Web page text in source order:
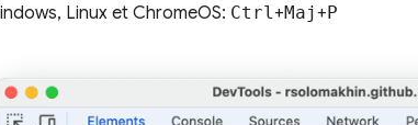
Linux et ChromeOS: Ctrl+Maj+P